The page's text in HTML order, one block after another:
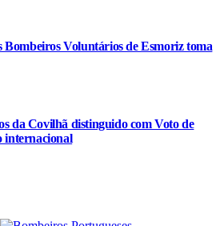
Bombeiros Voluntários de Esmoriz toma
da Covilhã distinguido com Voto de
internacional